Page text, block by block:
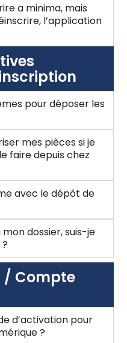
a minima, mais
l’application
pour déposer les
mes pièces si je
faire depuis chez
avec le dépôt de
mon dossier, suis-je
Compte
d’activation pour
?